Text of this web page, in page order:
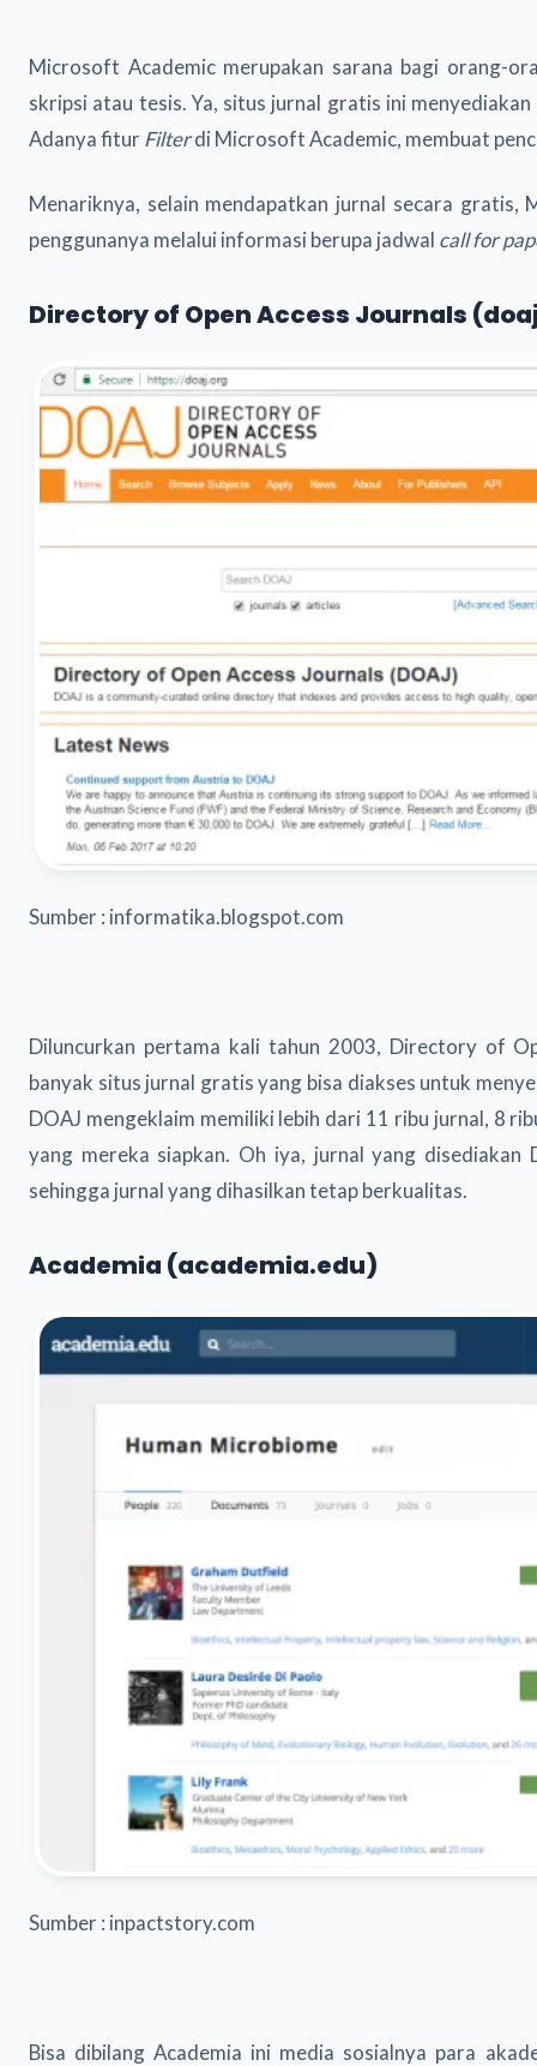
Microsoft Academic merupakan sarana bagi orang-
skripsi atau tesis. Ya, situs jurnal gratis ini
Adanya fitur Filterdi Microsoft Academic, membuat
Menariknya, selain mendapatkan jurnal secara gratis,
penggunanya melalui informasi berupa jadwal call for
Directory of Open Access Journals
Sumber : informatika.blogspot.com
Diluncurkan pertama kali tahun 2003, Directory of
banyak situs jurnal gratis yang bisa diakses untuk
DOAJ mengeklaim memiliki lebih dari 11 ribu jurnal, 8
yang mereka siapkan. Oh iya, jurnal yang
sehingga jurnal yang dihasilkan tetap berkualitas.
Academia (academia.edu)
Sumber : inpactstory.com
Bisa dibilang Academia ini media sosialnya para